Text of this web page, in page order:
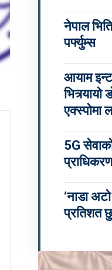
नेपाल
पर्फ्युम्स
आयाम
एक्स्पोमा
5G
‘नाडा
प्रतिशत